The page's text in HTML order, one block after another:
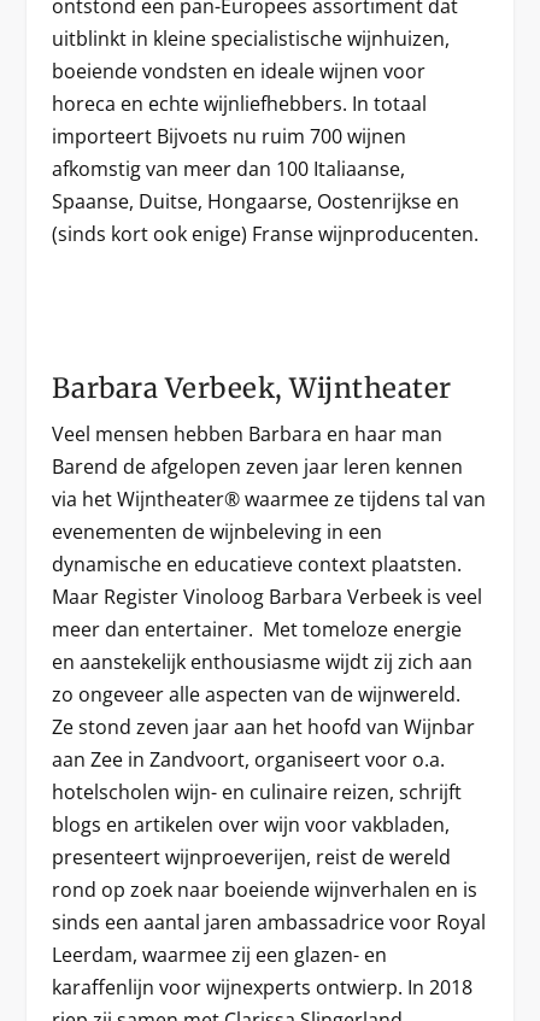
ontstond een pan-Europees assortiment dat
uitblinkt in kleine specialistische wijnhuizen,
boeiende vondsten en ideale wijnen voor
horeca en echte wijnliefhebbers. In totaal
importeert Bijvoets nu ruim 700 wijnen
afkomstig van meer dan 100 Italiaanse,
Spaanse, Duitse, Hongaarse, Oostenrijkse en
(sinds kort ook enige) Franse wijnproducenten.
Barbara Verbeek, Wijntheater
Veel mensen hebben Barbara en haar man
Barend de afgelopen zeven jaar leren kennen
via het Wijntheater® waarmee ze tijdens tal van
evenementen de wijnbeleving in een
dynamische en educatieve context plaatsten.
Maar Register Vinoloog Barbara Verbeek is veel
meer dan entertainer. Met tomeloze energie
en aanstekelijk enthousiasme wijdt zij zich aan
zo ongeveer alle aspecten van de wijnwereld.
Ze stond zeven jaar aan het hoofd van Wijnbar
aan Zee in Zandvoort, organiseert voor o.a.
hotelscholen wijn- en culinaire reizen, schrijft
blogs en artikelen over wijn voor vakbladen,
presenteert wijnproeverijen, reist de wereld
rond op zoek naar boeiende wijnverhalen en is
sinds een aantal jaren ambassadrice voor Royal
Leerdam, waarmee zij een glazen- en
karaffenlijn voor wijnexperts ontwierp. In 2018